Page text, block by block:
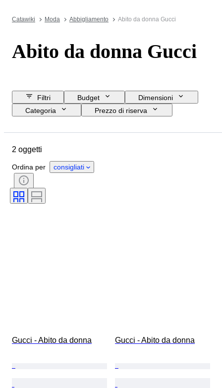
Catawiki Moda Abbigliamento Abito da donna Gucci
Abito da donna Gucci
Filtri Budget
Dimensioni
Categoria
Prezzo di riserva
Paese d’origine
Condizioni
Taglia
Taglia sull’oggetto
Epoca
2 oggetti
Ordina per consigliati
Gucci - Abito da donna Gucci - Abito da donna